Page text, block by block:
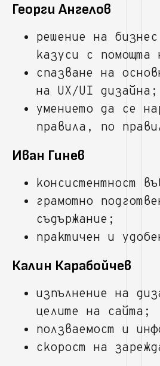
Георги Ангелов
решение на
казуси с помощта
спазване на
на UX/UI дизайна;
умението да се
правила, по
Иван Гинев
консистентност
грамотно
съдържание;
практичен и
Калин Карабойчев
изпълнение на
целите на сайта;
ползваемост и
скорост на